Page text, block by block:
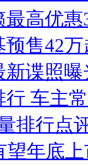
高优
预售42
新谍照
车主
排行点
望年底